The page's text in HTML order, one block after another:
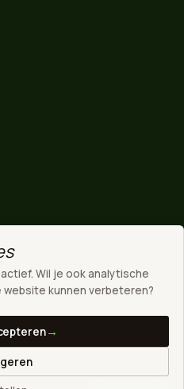
·Wijchen·
WhatsApp
Stuur een mail
Wil je ook analytische
kunnen verbeteren?